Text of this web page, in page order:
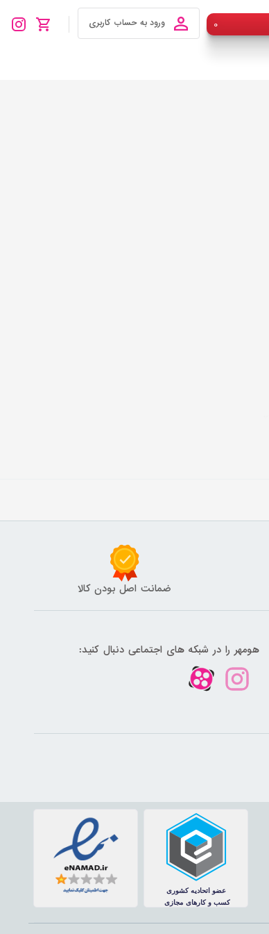
۰ ورود به حساب کاربری
ضمانت اصل بودن کالا
هومهر را در شبکه های اجتماعی دنبال کنید: